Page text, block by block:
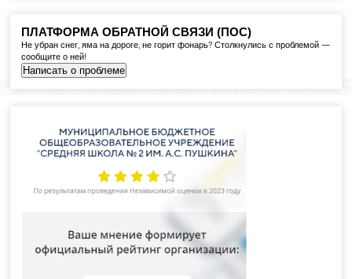
ПЛАТФОРМА ОБРАТНОЙ СВЯЗИ (ПОС)
Не убран снег, яма на дороге, не горит фонарь? Столкнулись с проблемой —
сообщите о ней!
Написать о проблеме